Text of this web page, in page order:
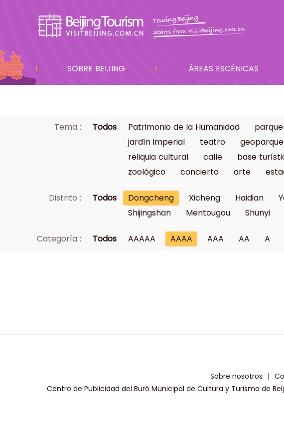
SOBRE BEIJING ÁREAS ESCÉNICAS
Tema : Todos Patrimonio de la Humanidad parque
jardín imperial
teatro geoparque
reliquia cultural
calle base
zoológico
concierto arte
Distrito : Todos Dongcheng Xicheng Haidian
Shijingshan
Mentougou Shunyi
Categoría : Todos AAAAA AAAA AAA AA A
Sobre nosotros |
Centro de Publicidad del Buró Municipal de Cultura y Turismo de